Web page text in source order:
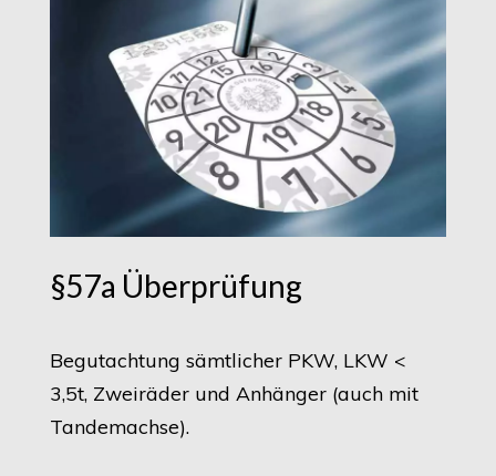
§57a Überprüfung
Begutachtung sämtlicher PKW, LKW <
3,5t, Zweiräder und Anhänger (auch mit
Tandemachse).